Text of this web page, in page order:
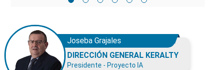
Joseba Grajales
DIRECCIÓN GENERAL KERALTY
Presidente - Proyecto IA